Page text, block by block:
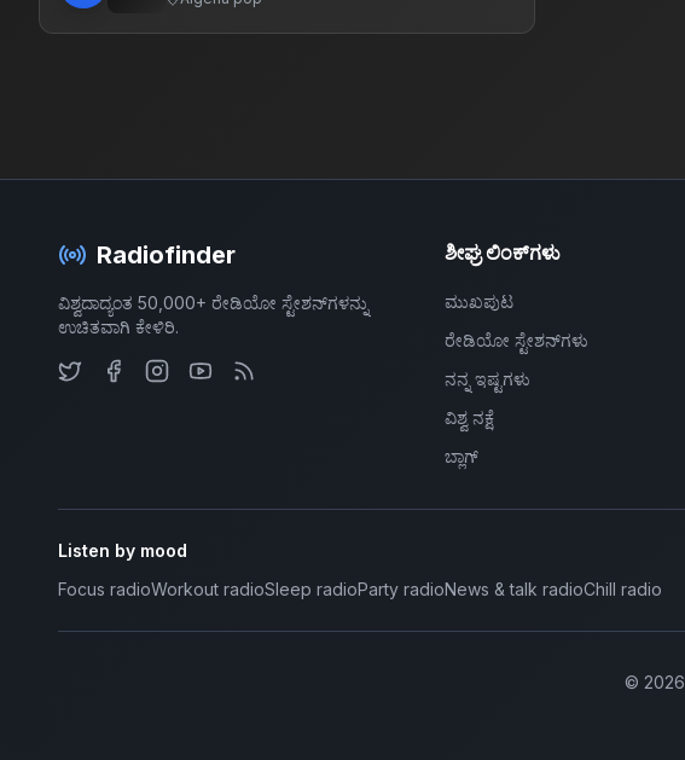
Radiofinder
ವಿಶ್ವದಾದ್ಯಂತ 50,000+ ರೇಡಿಯೋ ಸ್ಟೇಶನ್‌ಗಳನ್ನು
ಉಚಿತವಾಗಿ ಕೇಳಿರಿ.
ಶೀಘ್ರ ಲಿಂಕ್‌ಗಳು
ಮುಖಪುಟ
ರೇಡಿಯೋ ಸ್ಟೇಶನ್‌ಗಳು
ನನ್ನ ಇಷ್ಟಗಳು
ವಿಶ್ವ ನಕ್ಷೆ
ಬ್ಲಾಗ್
Listen by mood
Focus radioWorkout radioSleep radioParty radioNews & talk radioChill radio
© 2026